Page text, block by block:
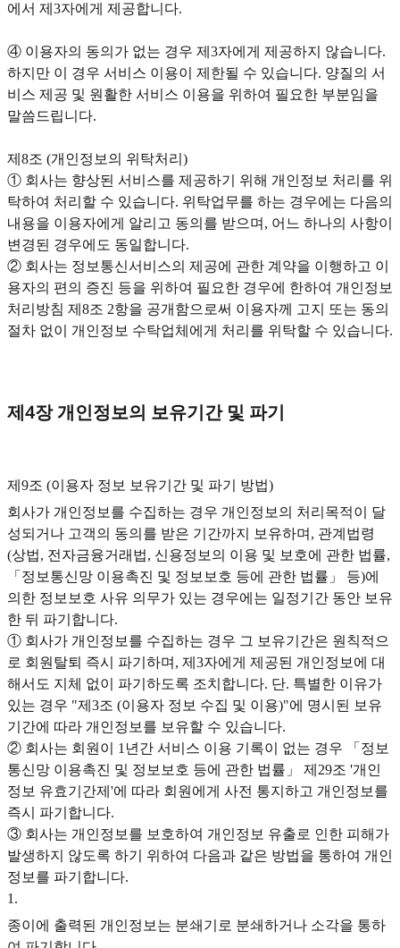
에서 제3자에게 제공합니다.
④ 이용자의 동의가 없는 경우 제3자에게 제공하지 않습니다.
하지만 이 경우 서비스 이용이 제한될 수 있습니다. 양질의 서
비스 제공 및 원활한 서비스 이용을 위하여 필요한 부분임을
말씀드립니다.‍
제8조 (개인정보의 위탁처리)
① 회사는 향상된 서비스를 제공하기 위해 개인정보 처리를 위
탁하여 처리할 수 있습니다. 위탁업무를 하는 경우에는 다음의
내용을 이용자에게 알리고 동의를 받으며, 어느 하나의 사항이
변경된 경우에도 동일합니다.
② 회사는 정보통신서비스의 제공에 관한 계약을 이행하고 이
용자의 편의 증진 등을 위하여 필요한 경우에 한하여 개인정보
처리방침 제8조 2항을 공개함으로써 이용자께 고지 또는 동의
절차 없이 개인정보 수탁업체에게 처리를 위탁할 수 있습니다.
제4장 개인정보의 보유기간 및 파기
제9조 (이용자 정보 보유기간 및 파기 방법)‍
회사가 개인정보를 수집하는 경우 개인정보의 처리목적이 달
성되거나 고객의 동의를 받은 기간까지 보유하며, 관계법령
(상법, 전자금융거래법, 신용정보의 이용 및 보호에 관한 법률,
「정보통신망 이용촉진 및 정보보호 등에 관한 법률」 등)에
의한 정보보호 사유 의무가 있는 경우에는 일정기간 동안 보유
한 뒤 파기합니다.
① 회사가 개인정보를 수집하는 경우 그 보유기간은 원칙적으
로 회원탈퇴 즉시 파기하며, 제3자에게 제공된 개인정보에 대
해서도 지체 없이 파기하도록 조치합니다. 단. 특별한 이유가
있는 경우 "제3조 (이용자 정보 수집 및 이용)"에 명시된 보유
기간에 따라 개인정보를 보유할 수 있습니다.
② 회사는 회원이 1년간 서비스 이용 기록이 없는 경우 「정보
통신망 이용촉진 및 정보보호 등에 관한 법률」 제29조 '개인
정보 유효기간제'에 따라 회원에게 사전 통지하고 개인정보를
즉시 파기합니다.
③ 회사는 개인정보를 보호하여 개인정보 유출로 인한 피해가
발생하지 않도록 하기 위하여 다음과 같은 방법을 통하여 개인
정보를 파기합니다.
1 .
종이에 출력된 개인정보는 분쇄기로 분쇄하거나 소각을 통하